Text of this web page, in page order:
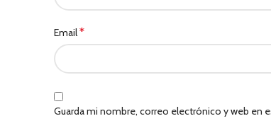
Email*
Guarda mi nombre, correo electrónico y web en